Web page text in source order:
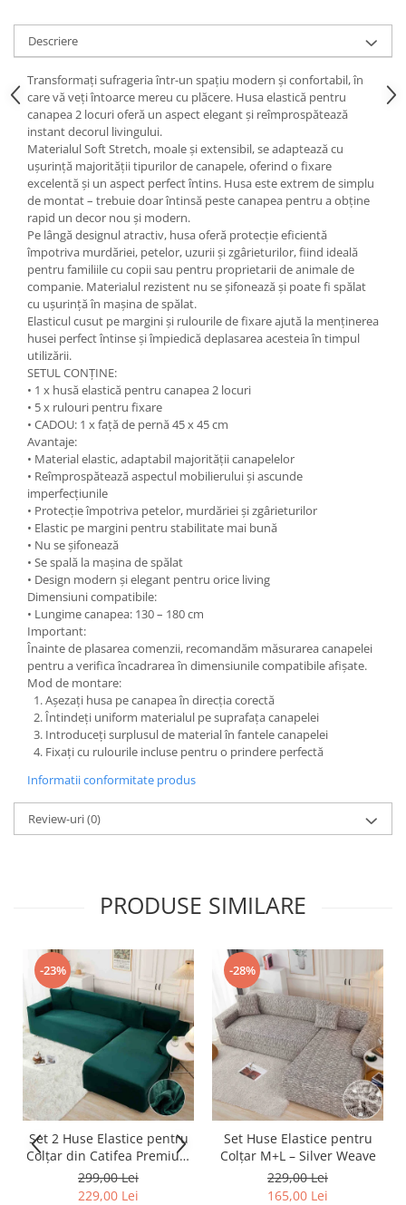
Descriere
Transformați sufrageria într-un spațiu modern și confortabil, în
care vă veți întoarce mereu cu plăcere. Husa elastică pentru
canapea 2 locuri oferă un aspect elegant și reîmprospătează
instant decorul livingului.
Materialul Soft Stretch, moale și extensibil, se adaptează cu
ușurință majorității tipurilor de canapele, oferind o fixare
excelentă și un aspect perfect întins. Husa este extrem de simplu
de montat – trebuie doar întinsă peste canapea pentru a obține
rapid un decor nou și modern.
Pe lângă designul atractiv, husa oferă protecție eficientă
împotriva murdăriei, petelor, uzurii și zgârieturilor, fiind ideală
pentru familiile cu copii sau pentru proprietarii de animale de
companie. Materialul rezistent nu se șifonează și poate fi spălat
cu ușurință în mașina de spălat.
Elasticul cusut pe margini și rulourile de fixare ajută la menținerea
husei perfect întinse și împiedică deplasarea acesteia în timpul
utilizării.
SETUL CONȚINE:
• 1 x husă elastică pentru canapea 2 locuri
• 5 x rulouri pentru fixare
• CADOU: 1 x față de pernă 45 x 45 cm
Avantaje:
• Material elastic, adaptabil majorității canapelelor
• Reîmprospătează aspectul mobilierului și ascunde
imperfecțiunile
• Protecție împotriva petelor, murdăriei și zgârieturilor
• Elastic pe margini pentru stabilitate mai bună
• Nu se șifonează
• Se spală la mașina de spălat
• Design modern și elegant pentru orice living
Dimensiuni compatibile:
• Lungime canapea: 130 – 180 cm
Important:
Înainte de plasarea comenzii, recomandăm măsurarea canapelei
pentru a verifica încadrarea în dimensiunile compatibile afișate.
Mod de montare:
Așezați husa pe canapea în direcția corectă
Întindeți uniform materialul pe suprafața canapelei
Introduceți surplusul de material în fantele canapelei
Fixați cu rulourile incluse pentru o prindere perfectă
Informatii conformitate produs
Review-uri(0)
PRODUSE SIMILARE
-23%
Set 2 Huse Elastice pentru
Colțar din Catifea Premium
– M+L
299,00 Lei
229,00 Lei
-28%
Set Huse Elastice pentru
Colțar M+L – Silver Weave
229,00 Lei
165,00 Lei